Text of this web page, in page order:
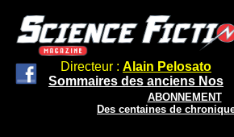
Directeur : Alain Pelosato
Sommaires des anciens Nos
ABONNEMENT
Des centaines de